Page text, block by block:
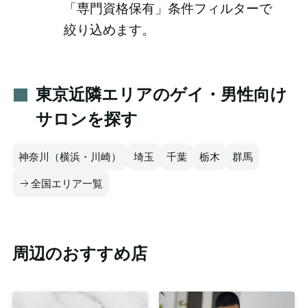
「専門資格保有」条件フィルターで
絞り込めます。
東京近隣エリアのゲイ・男性向け
サロンを探す
神奈川（横浜・川崎） 埼玉 千葉 栃木 群馬
全国エリア一覧
周辺のおすすめ店